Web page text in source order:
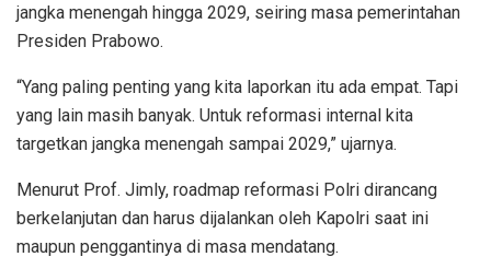
jangka menengah hingga 2029, seiring masa pemerintahan
Presiden Prabowo.
“Yang paling penting yang kita laporkan itu ada empat. Tapi
yang lain masih banyak. Untuk reformasi internal kita
targetkan jangka menengah sampai 2029,” ujarnya.
Menurut Prof. Jimly, roadmap reformasi Polri dirancang
berkelanjutan dan harus dijalankan oleh Kapolri saat ini
maupun penggantinya di masa mendatang.